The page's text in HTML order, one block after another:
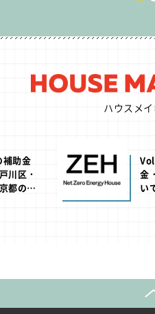
ハウスメ
助金
川区・
都の助
金
い